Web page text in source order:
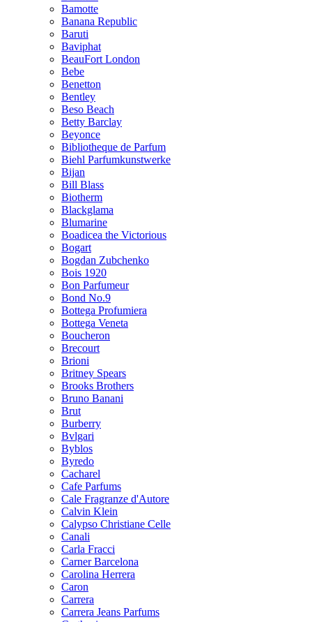
Bamotte
Banana Republic
Baruti
Baviphat
BeauFort London
Bebe
Benetton
Bentley
Beso Beach
Betty Barclay
Beyonce
Bibliotheque de Parfum
Biehl Parfumkunstwerke
Bijan
Bill Blass
Biotherm
Blackglama
Blumarine
Boadicea the Victorious
Bogart
Bogdan Zubchenko
Bois 1920
Bon Parfumeur
Bond No.9
Bottega Profumiera
Bottega Veneta
Boucheron
Brecourt
Brioni
Britney Spears
Brooks Brothers
Bruno Banani
Brut
Burberry
Bvlgari
Byblos
Byredo
Cacharel
Cafe Parfums
Cale Fragranze d'Autore
Calvin Klein
Calypso Christiane Celle
Canali
Carla Fracci
Carner Barcelona
Carolina Herrera
Caron
Carrera
Carrera Jeans Parfums